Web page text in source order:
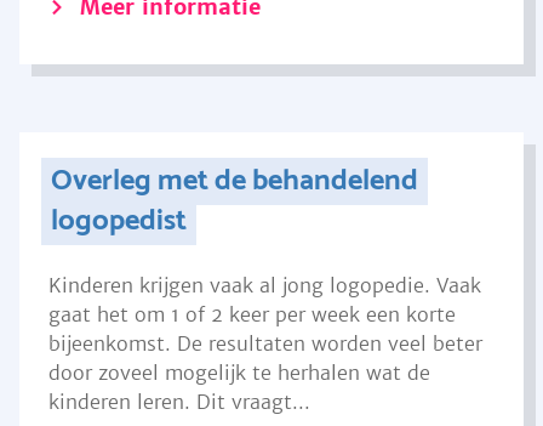
Meer informatie
Overleg met de behandelend
logopedist
Kinderen krijgen vaak al jong logopedie. Vaak
gaat het om 1 of 2 keer per week een korte
bijeenkomst. De resultaten worden veel beter
door zoveel mogelijk te herhalen wat de
kinderen leren. Dit vraagt...